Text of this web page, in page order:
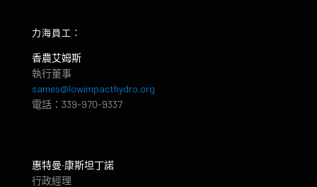
力海員工：
香農艾姆斯
執行董事
sames@lowimpacthydro.org
電話：339-970-9337
惠特曼‧康斯坦丁諾
行政經理